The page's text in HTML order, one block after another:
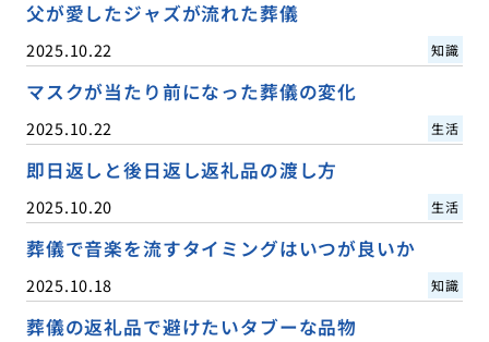
父が愛したジャズが流れた葬儀
2025.10.22 知識
マスクが当たり前になった葬儀の変化
2025.10.22 生活
即日返しと後日返し返礼品の渡し方
2025.10.20 生活
葬儀で音楽を流すタイミングはいつが良いか
2025.10.18 知識
葬儀の返礼品で避けたいタブーな品物